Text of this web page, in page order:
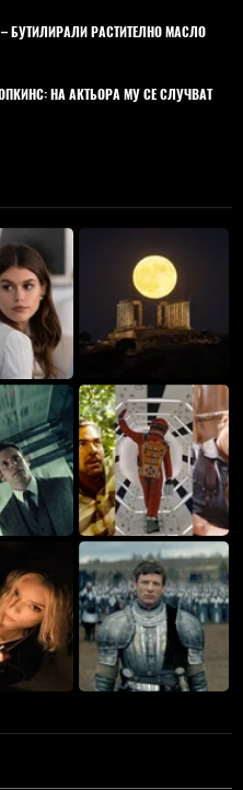
БУТИЛИРАЛИ РАСТИТЕЛНО МАСЛО
НА АКТЬОРА МУ СЕ СЛУЧВАТ